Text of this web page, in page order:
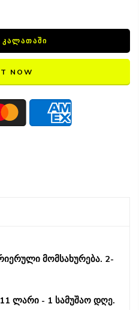
ᲙᲐᲚᲐᲗᲐᲨᲘ
NOW
მომსახურება. 2-
ლარი - 1 სამუშაო დღე.